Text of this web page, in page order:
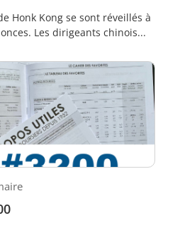
Honk Kong se sont réveillés à
Les dirigeants chinois...